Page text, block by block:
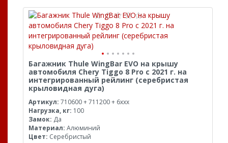
Багажник Thule WingBar EVO на крышу
автомобиля Chery Tiggo 8 Pro с 2021 г. на
интегрированный рейлинг (серебристая
крыловидная дуга)
Артикул: 710600 + 711200 + 6xxx
Нагрузка, кг: 100
Замок: Да
Материал: Алюминий
Цвет: Серебристый